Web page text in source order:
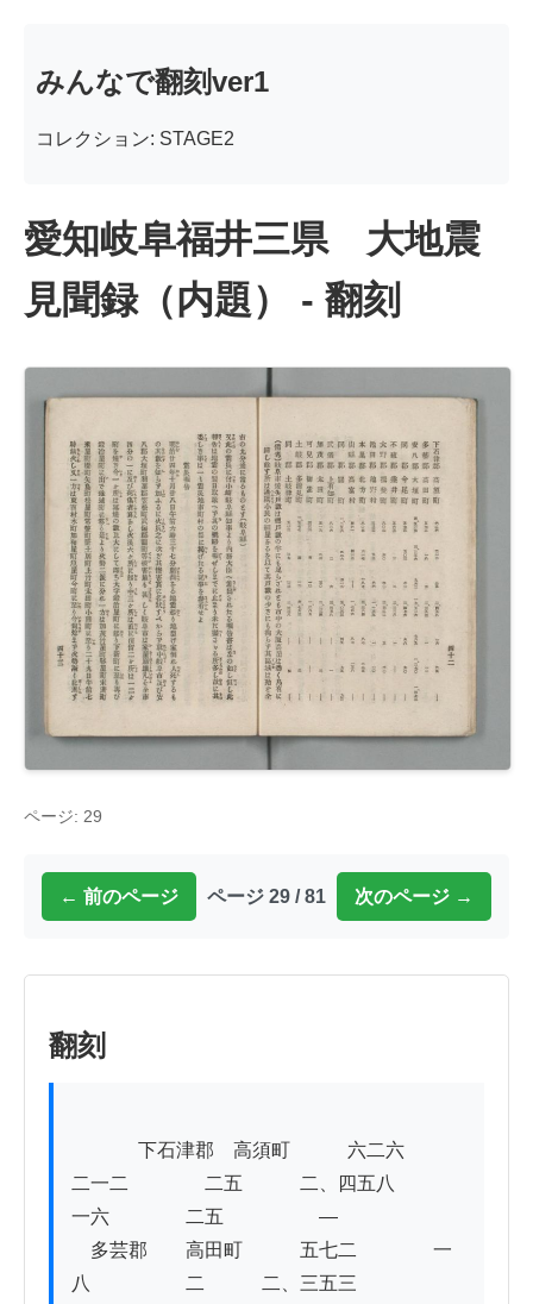
みんなで翻刻ver1
コレクション: STAGE2
愛知岐阜福井三県 大地震
見聞録（内題） - 翻刻
ページ: 29
← 前のページ ページ 29 / 81 次のページ →
翻刻
二一二　　　　二五　　　二、四五八
一六　　　　二五　　　　　―
多芸郡　　高田町　　　五七二　　　　一
八　　　　　二　　　二、三五三